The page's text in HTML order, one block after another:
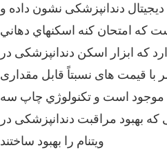
دندانپزشکی نشون داده و
که امتحان کنه اسکنهاي دهاني
که ابزار اسکن دندانپزشکی در
با قیمت های نسبتاً قابل مقداری
موجود است و تکنولوژي چاپ سه
بهبود مراقبت دندانپزشکی در
ویتنام را بهبود ساختند